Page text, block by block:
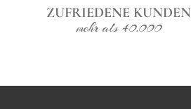
ZUFRIEDENE KUNDEN
mehr als 40.000